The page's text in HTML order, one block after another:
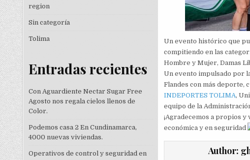
Un evento histórico que
compitiendo en las
Hombre y Mujer, Damas
Un evento impulsado por
Flandes con más deporte,
INDEPORTES TOLIMA,
equipo de la
¡Agradecemos a propios
económica y en seguridad
Author:
region
Sin categoría
Tolima
Entradas recientes
Con Aguardiente Nectar Sugar Free
Agosto nos regala cielos llenos de
Color.
Podemos casa 2 En Cundinamarca,
4000 nuevas viviendas.
Operativos de control y seguridad en